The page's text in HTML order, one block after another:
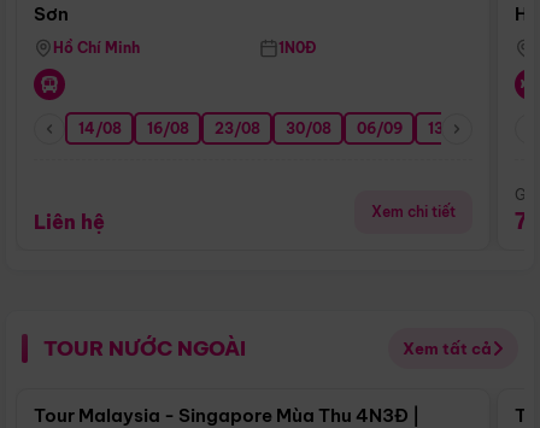
Sơn
Hồ Chí Minh 1N0Đ
14/08 16/08 23/08 30/08 06/09 13/09
Liên hệ Xem chi tiết
TOUR NƯỚC NGOÀI Xem tất cả
Điểm nổi bật
Tour Malaysia - Singapore Mùa Thu 4N3Đ |